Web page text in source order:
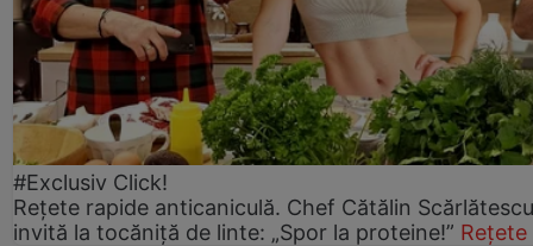
#Exclusiv Click!
Rețete rapide anticaniculă. Chef Cătălin
invită la tocăniță de linte: „Spor la proteine!” Rețete